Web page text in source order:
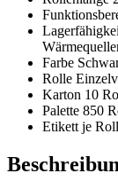
Farbe
Rolle
Karton 10
Palette 850
Etikett je